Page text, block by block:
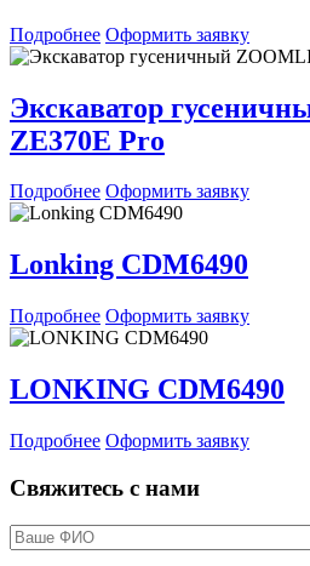
Подробнее Оформить заявку
Экскаватор
ZE370E Pro
Подробнее Оформить заявку
Lonking CDM6490
Подробнее Оформить заявку
LONKING CDM6490
Подробнее Оформить заявку
Свяжитесь с нами